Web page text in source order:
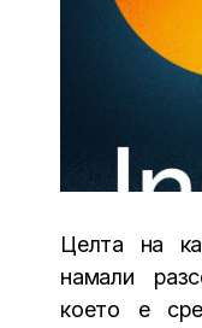
Целта на
намали
което е